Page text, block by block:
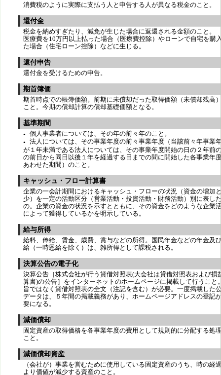
消費税のように実際に支払う人と申告する人が異なる税金のこと。
還付金
税金を納めすぎたり、減免が生じた場合に返還される金額のこと。
医療費を10万円以上払った場合（医療費控除）やローンで自宅を購
た場合（住宅ローン控除）などに生じる。
還付申告
還付金を受けるための申告。
期首簿価
期首時点での帳簿価額。前期に未償却だった取得価額（未償却残高
こと。今期の償却計算の償却基礎価額となる。
基準期間
● 個人事業者については、その年の前々年のこと。
● 法人については、その事業年度の前々事業年度（当該前々年事業
が１年未満である法人については、その事業年度開始の日の２年前
の前日から同日以後１年を経過する日までの間に開始した各事業年
あわせた期間）のこと。
キャッシュ・フロー計算書
企業の一会計期間におけるキャッシュ・フローの状況（資金の増加
少）を一定の活動区分（営業活動・投資活動・財務活動）別に表し
の。企業の資金の状況を示すとともに、その資金をどのような企業
によって獲得しているかを明示している。
給与所得
給料、俸給、賃金、歳費、賞与などの所得。国民年金などの年金及
給（一時恩給を除く）は、雑所得として課税される。
決算公告の電子化
決算公告［株式会社が行う貸借対照表(大会社は貸借対照表および損
算書)の公告］をインターネットのホームページに掲載して行うこと
旨ではなく貸借対照表の全文（注記を含む）が必要。一度掲載した
データは、５年間の掲載義務があり、ホームページアドレスの登記
要になる。
減価償却
固定資産の取得価格を各事業年度の費用として規則的に分配する処
こと。
減価償却資産
（会社が）事業を営むために使用している固定資産のうち、時の経
より価値が減少する資産のこと。